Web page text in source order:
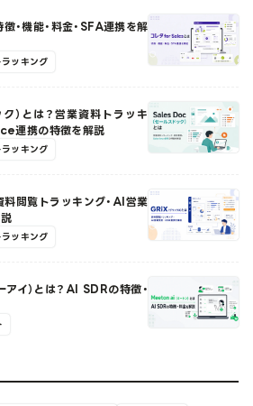
機能・料金・SFA連携を解
ラッキング
）とは？営業資料トラッキ
連携の特徴を解説
ラッキング
料閲覧トラッキング・AI営業
ラッキング
イ）とは？AI SDRの特徴・